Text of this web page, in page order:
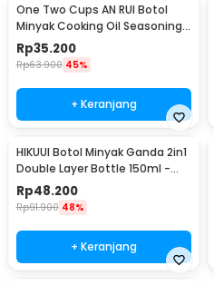
One Two Cups AN RUI Botol
Minyak Cooking Oil Seasoning
Bottle 550ml - YH-033
Rp35.200
Rp63.900 45%
+ Keranjang
HIKUUI Botol Minyak Ganda 2in1
Double Layer Bottle 150ml -
HI150
Rp48.200
Rp91.900 48%
+ Keranjang